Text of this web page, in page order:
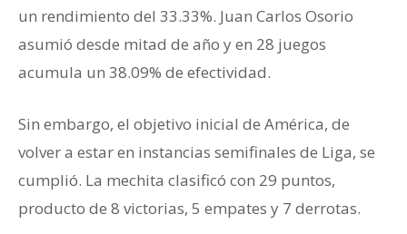
un rendimiento del 33.33%. Juan Carlos Osorio
asumió desde mitad de año y en 28 juegos
acumula un 38.09% de efectividad.
Sin embargo, el objetivo inicial de América, de
volver a estar en instancias semifinales de Liga, se
cumplió. La mechita clasificó con 29 puntos,
producto de 8 victorias, 5 empates y 7 derrotas.